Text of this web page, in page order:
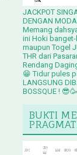
JACKPOT
DENGAN
Memang
ini Hoki
maupun Togel
THR dari
Rendang
😁 Tidur pules
LANGSUNG
BOSSQUE ! 😎🥳
BUKTI